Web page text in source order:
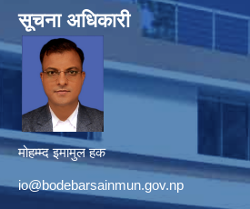
सूचना अधिकारी
मोहम्म्द इमामुल हक
io@bodebarsainmun.gov.np